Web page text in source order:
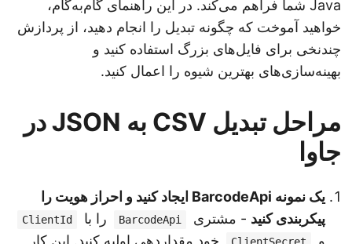
Java شما فراهم می‌کند. در این راهنمای گام‌به‌گام،
خواهید آموخت که چگونه تبدیل را انجام دهید، از پردازش
چندنخی برای فایل‌های بزرگ استفاده کنید و
بهینه‌سازی‌های بهترین شیوه را اعمال کنید.
مراحل تبدیل CSV به JSON در
جاوا
یک نمونه BarcodeApi ایجاد کنید و احراز هویت را
پیکربندی کنید- مشتری BarcodeApi را با ClientId
و
خود مقداردهی اولیه کنید. این کار